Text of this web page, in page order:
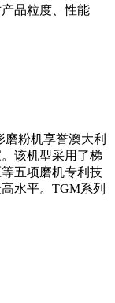
品粒度、性能
粉机享誉澳大利
该机型采用了梯
五项磨机专利技
水平。TGM系列